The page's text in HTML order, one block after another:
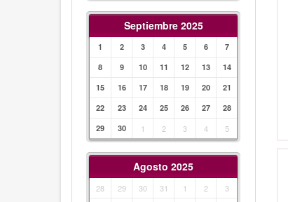
Septiembre 2025
1 2 3 4 5 6
7
8
9 10 11 12 13
14
15
16 17 18 19 20
21
22
23 24 25 26 27
28
29
30 1 2 3 4 5
Agosto 2025
28 29 30 31 1 2
3